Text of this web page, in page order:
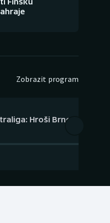
Zobrazit program
Hroši Brno – Eagles